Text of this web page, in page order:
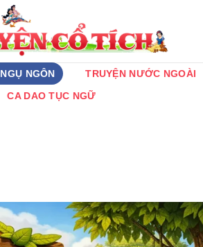
NGÔN
TRUYỆN NƯỚC NGOÀI
CA DAO TỤC NGỮ